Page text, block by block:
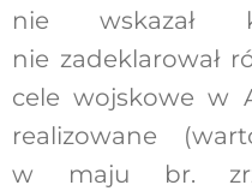
nie wskazał
nie zadeklarował
cele wojskowe w
realizowane
w maju br.